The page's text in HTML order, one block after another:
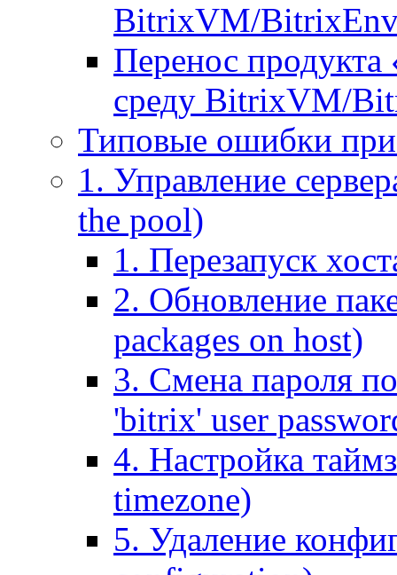
BitrixVM/
Перенос
среду BitrixVM/
Типовые ошибки при
1. Управление
the pool)
1. Перезапуск
2. Обновление
packages on host)
3. Смена пароля
'bitrix' user
4. Настройка
timezone)
5. Удаление